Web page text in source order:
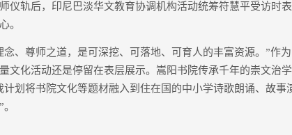
轨后，印尼巴淡华文教育协调机构活动统筹符慧平受访时
。
尊师之道，是可深挖、可落地、可育人的丰富资源。”作
文化活动还是停留在表层展示。嵩阳书院传承千年的崇文治
划将书院文化等题材融入到住在国的中小学诗歌朗诵、故事